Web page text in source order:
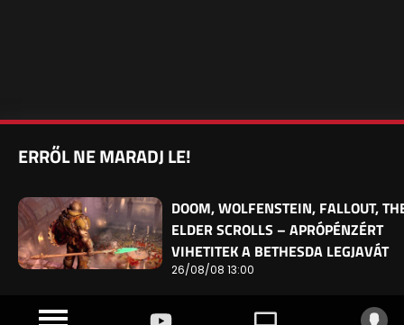
ERRŐL NE MARADJ LE!
DOOM, WOLFENSTEIN, FALLOUT,
ELDER SCROLLS – APRÓPÉNZÉRT
VIHETITEK A BETHESDA LEGJAVÁT
26/08/08 13:00